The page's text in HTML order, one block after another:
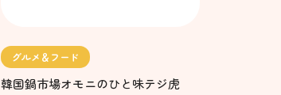
グルメ＆フード
韓国鍋市場オモニのひと味テジ虎